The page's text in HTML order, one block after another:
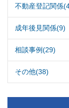
不動産登記関係
成年後見関係(9)
相談事例(29)
その他(38)